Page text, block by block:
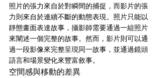
照片的張力來自於對瞬間的捕捉，而影片的張
力則來自於連續不斷的動態表現。照片只能以
靜態畫面表達故事，攝影師需要通過一組照片
來闡述一個完整的故事。然而，影片則可以通
過一段影像來完整呈現同一故事，並通過鏡頭
語言和場景變化來豐富敘事。
空間感與移動的差異